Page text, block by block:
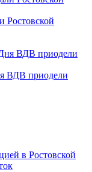
Ростовской
ВДВ приодели
в Ростовской